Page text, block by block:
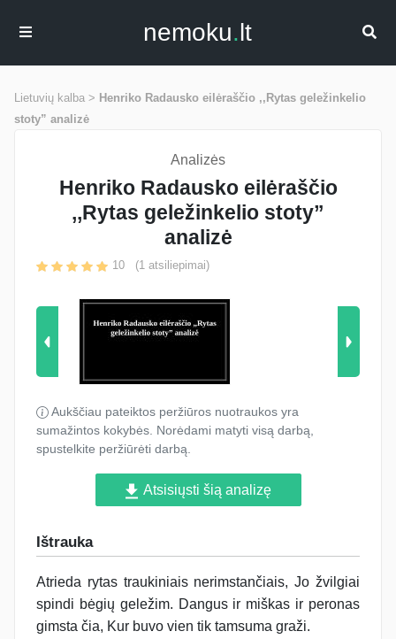
nemoku.lt
Lietuvių kalba > Henriko Radausko eilėraščio ,,Rytas geležinkelio
stoty” analizė
Analizės
Henriko Radausko eilėraščio
,,Rytas geležinkelio stoty”
analizė
10 (1 atsiliepimai)
Aukščiau pateiktos peržiūros nuotraukos yra
sumažintos kokybės. Norėdami matyti visą darbą,
spustelkite peržiūrėti darbą.
Atsisiųsti šią analizę
Ištrauka
Atrieda rytas traukiniais nerimstančiais, Jo žvilgiai
spindi bėgių geležim. Dangus ir miškas ir peronas
gimsta čia, Kur buvo vien tik tamsuma graži.